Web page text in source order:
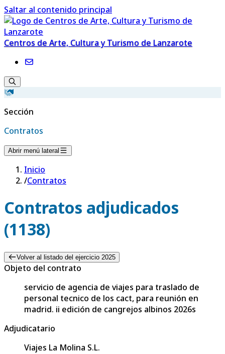
Saltar al contenido principal
Centros de Arte, Cultura y Turismo de Lanzarote
Sección
Contratos
Abrir menú lateral
Inicio
/Contratos
Contratos adjudicados
(1138)
Volver al listado del ejercicio 2025
Objeto del contrato
servicio de agencia de viajes para traslado de
personal tecnico de los cact, para reunión en
madrid. ii edición de cangrejos albinos 2026s
Adjudicatario
Viajes La Molina S.L.